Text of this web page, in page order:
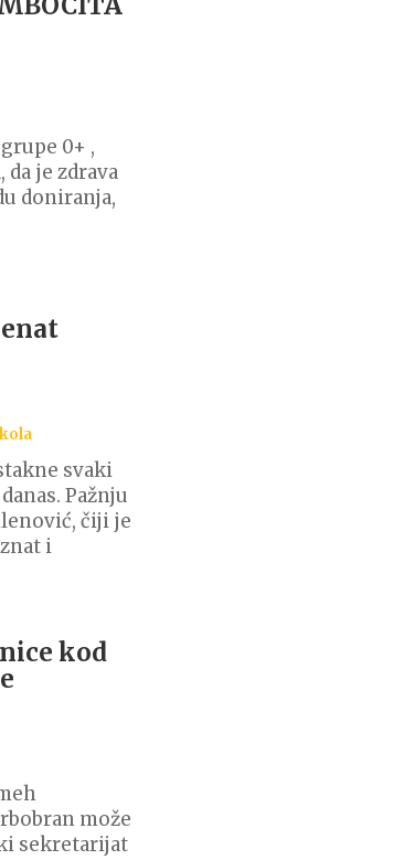
0+ ,
je zdrava
doniranja,
svaki
Pažnju
čiji je
i
kod
može
sekretarijat